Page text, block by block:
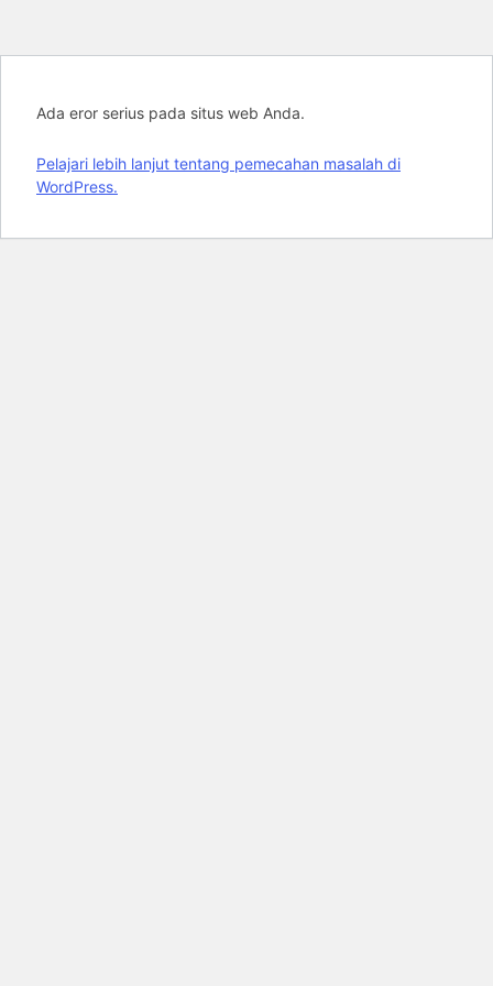
Ada eror serius pada situs web Anda.
Pelajari lebih lanjut tentang pemecahan masalah di
WordPress.